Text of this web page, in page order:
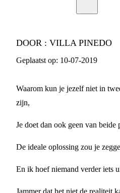
DOOR : VILLA PINEDO
Geplaatst op: 10-07-2019
Waarom kun je jezelf niet in
zijn,
Je doet dan ook geen van beide
De ideale oplossing zou je
En ik hoef niemand verder iets
Jammer dat het niet de realiteit